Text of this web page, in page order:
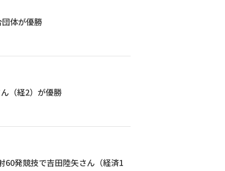
体が優勝
（経2）が優勝
発競技で吉田陸矢さん（経済1